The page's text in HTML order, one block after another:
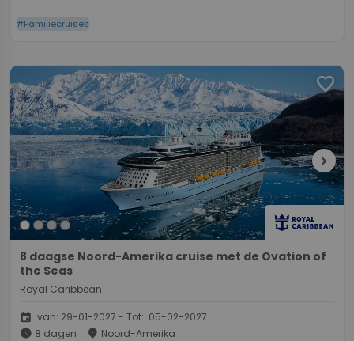
#Familiecruises
favorite
chevron_right
8 daagse Noord-Amerika cruise met de Ovation of
the Seas
Royal Caribbean
event van: 29-01-2027 - Tot: 05-02-2027
schedule 8 dagen place Noord-Amerika